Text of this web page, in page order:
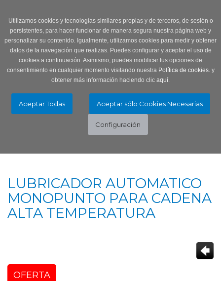
Utilizamos cookies y tecnologías similares propias y de terceros, de sesión o
persistentes, para hacer funcionar de manera segura nuestra página web y
personalizar su contenido. Igualmente, utilizamos cookies para medir y obtener
datos de la navegación que realizas. Puedes configurar y aceptar el uso de
cookies a continuación. Asimismo, puedes modificar tus opciones de
consentimiento en cualquier momento visitando nuestra Política de cookies.y
obtener más información haciendo clic aquí.
LUBRICADOR AUTOMATICO
MONOPUNTO PARA CADENA
ALTA TEMPERATURA
OFERTA